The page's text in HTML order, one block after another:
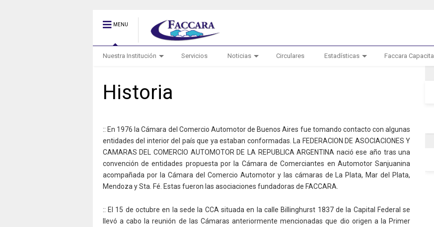
MENU
Nuestra Institución Servicios Noticias Circulares Estadísticas Faccara Capacita
Historia
:: En 1976 la Cámara del Comercio Automotor de Buenos Aires fue tomando contacto con algunas
entidades del interior del país que ya estaban conformadas. La FEDERACION DE ASOCIACIONES Y
CAMARAS DEL COMERCIO AUTOMOTOR DE LA REPUBLICA ARGENTINA nació ese año tras una
convención de entidades propuesta por la Cámara de Comerciantes en Automotor Sanjuanina
acompañada por la Cámara del Comercio Automotor y las cámaras de La Plata, Mar del Plata,
Mendoza y Sta. Fé. Estas fueron las asociaciones fundadoras de FACCARA.
:: El 15 de octubre en la sede la CCA situada en la calle Billinghurst 1837 de la Capital Federal se
llevó a cabo la reunión de las Cámaras anteriormente mencionadas que dio origen a la Primer